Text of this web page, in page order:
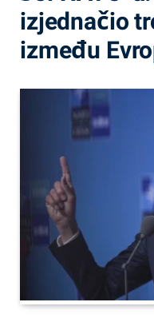
izjednačio
između